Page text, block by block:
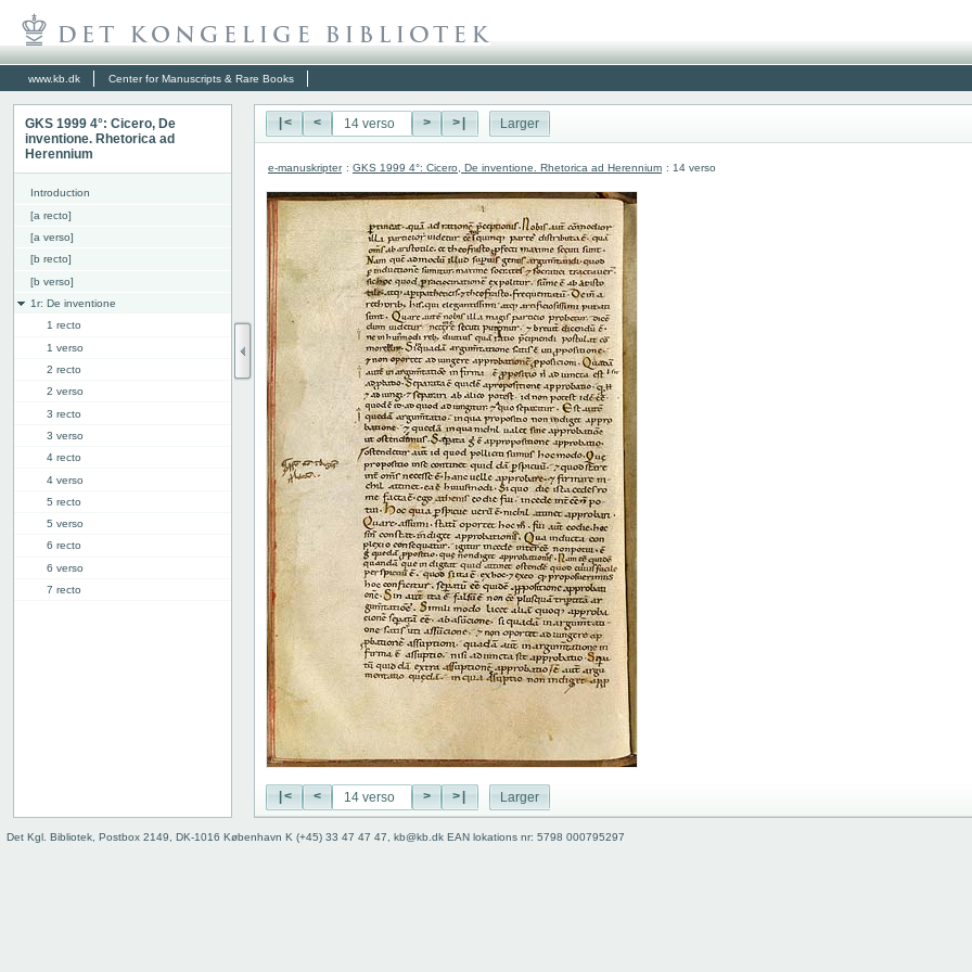
www.kb.dk Center for Manuscripts & Rare Books
GKS 1999 4°: Cicero, De
inventione. Rhetorica ad
Herennium
Introduction
[a recto]
[a verso]
[b recto]
[b verso]
1r: De inventione
1 recto
1 verso
2 recto
2 verso
3 recto
3 verso
4 recto
4 verso
5 recto
5 verso
6 recto
6 verso
7 recto
12 verso
|< < > >| Larger
e-manuskripter : GKS 1999 4°: Cicero, De inventione. Rhetorica ad Herennium : 14 verso
|< < > >| Larger
Det Kgl. Bibliotek, Postbox 2149, DK-1016 København K (+45) 33 47 47 47, kb@kb.dk EAN lokations nr: 5798 000795297